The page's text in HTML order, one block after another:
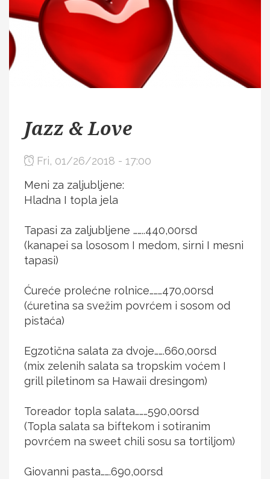
Jazz & Love
Fri, 01/26/2018 - 17:00
Meni za zaljubljene:
Hladna I topla jela
Tapasi za zaljubljene ……..440,00rsd
(kanapei sa lososom I medom, sirni I mesni
tapasi)
Ćureće prolećne rolnice………470,00rsd
(ćuretina sa svežim povrćem i sosom od
pistaća)
Egzotična salata za dvoje…….660,00rsd
(mix zelenih salata sa tropskim voćem I
grill piletinom sa Hawaii dresingom)
Toreador topla salata………590,00rsd
(Topla salata sa biftekom i sotiranim
povrćem na sweet chili sosu sa tortiljom)
Giovanni pasta…….690,00rsd